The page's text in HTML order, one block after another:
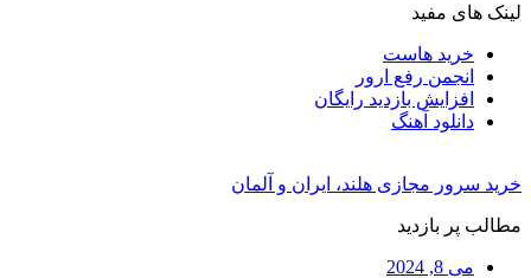
لینک های مفید
خرید هاست
انجمن رفع ارور
افزایش بازدید رایگان
دانلود آهنگ
خرید سرور مجازی هلند، ایران و آلمان
مطالب پر بازدید
می 8, 2024